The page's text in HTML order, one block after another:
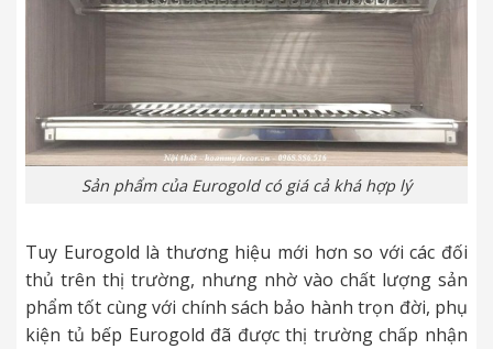
Sản phẩm của Eurogold có giá cả khá hợp lý
Tuy Eurogold là thương hiệu mới hơn so với các đối
thủ trên thị trường, nhưng nhờ vào chất lượng sản
phẩm tốt cùng với chính sách bảo hành trọn đời, phụ
kiện tủ bếp Eurogold đã được thị trường chấp nhận